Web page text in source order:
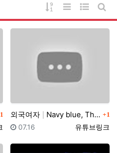
게시물 정렬
리스트 스타일
웹진 스
게
외국여자 Navy blue, The Big Cup Bras, e… 댓글
1
등록자
유튜브링크
등록일
07.16